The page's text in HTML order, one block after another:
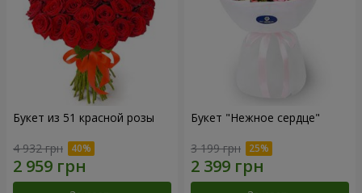
Букет из 51 красной розы
4 932 грн
Букет "Нежное сердце"
3 199 грн